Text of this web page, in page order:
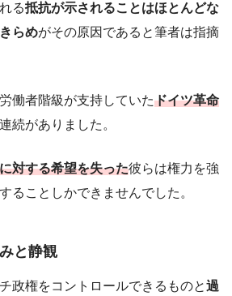
る抵抗が示されることはほとんどな
らめがその原因であると筆者は指摘
働者階級が支持していたドイツ革命
続がありました。
対する希望を失った彼らは権力を強
することしかできませんでした。
と静観
政権をコントロールできるものと過